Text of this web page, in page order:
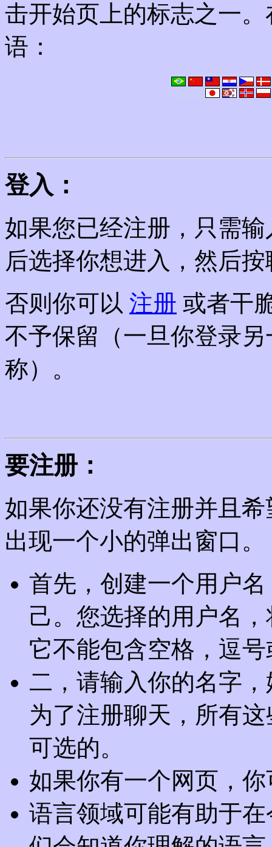
击开始页上的标志之一
语：
登入：
如果您已经注册，只需
后选择你想进入，然后按
否则你可以 注册 或者干
不予保留（一旦你登录
称）。
要注册：
如果你还没有注册并且
出现一个小的弹出窗口。
首先，创建一个用户
己。您选择的用户名
它不能包含空格，逗
二，请输入你的名字
为了注册聊天，所有
可选的。
如果你有一个网页，
语言领域可能有助于